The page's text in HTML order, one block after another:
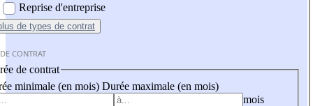
Reprise d'entreprise
de types de contrat
CONTRAT
de contrat
minimale (en mois) Durée maximale (en mois)
mois